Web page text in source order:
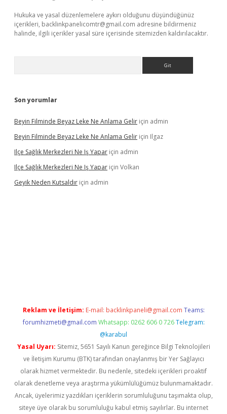
Hukuka ve yasal düzenlemelere aykırı olduğunu düşündüğünüz
içerikleri, backlinkpanelicomtr@gmail.com adresine bildirmeniz
halinde, ilgili içerikler yasal süre içerisinde sitemizden kaldırılacaktır.
Son yorumlar
Beyin Filminde Beyaz Leke Ne Anlama Gelir için admin
Beyin Filminde Beyaz Leke Ne Anlama Gelir için Ilgaz
Ilçe Sağlık Merkezleri Ne Iş Yapar için admin
Ilçe Sağlık Merkezleri Ne Iş Yapar için Volkan
Geyik Neden Kutsaldır için admin
Reklam ve İletişim: E-mail: backlinkpaneli@gmail.com Teams:
forumhizmeti@gmail.com Whatsapp: 0262 606 0 726 Telegram:
@karabul
Yasal Uyarı: Sitemiz, 5651 Sayılı Kanun gereğince Bilgi Teknolojileri
ve İletişim Kurumu (BTK) tarafından onaylanmış bir Yer Sağlayıcı
olarak hizmet vermektedir. Bu nedenle, sitedeki içerikleri proaktif
olarak denetleme veya araştırma yükümlülüğümüz bulunmamaktadır.
Ancak, üyelerimiz yazdıkları içeriklerin sorumluluğunu taşımakta olup,
siteye üye olarak bu sorumluluğu kabul etmiş sayılırlar. Bu internet